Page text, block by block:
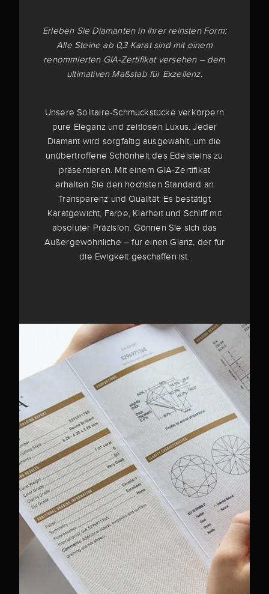
Erleben Sie Diamanten in ihrer reinsten Form:
Alle Steine ab 0,3 Karat sind mit einem
renommierten GIA-Zertifikat versehen – dem
ultimativen Maßstab für Exzellenz.
Unsere Solitaire-Schmuckstücke verkörpern
pure Eleganz und zeitlosen Luxus. Jeder
Diamant wird sorgfältig ausgewählt, um die
unübertroffene Schönheit des Edelsteins zu
präsentieren. Mit einem GIA-Zertifikat
erhalten Sie den höchsten Standard an
Transparenz und Qualität: Es bestätigt
Karatgewicht, Farbe, Klarheit und Schliff mit
absoluter Präzision. Gönnen Sie sich das
Außergewöhnliche – für einen Glanz, der für
die Ewigkeit geschaffen ist.